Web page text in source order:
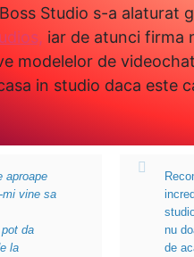
Studio s-a alaturat
iar de atunci firma
modelelor de
in studio daca este
aproape
mi vine sa
da
la
nu
de